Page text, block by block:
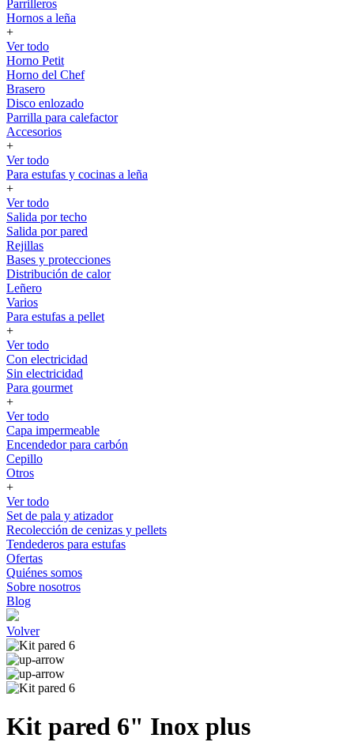
Parrilleros
Hornos a leña
+
Ver todo
Horno Petit
Horno del Chef
Brasero
Disco enlozado
Parrilla para calefactor
Accesorios
+
Ver todo
Para estufas y cocinas a leña
+
Ver todo
Salida por techo
Salida por pared
Rejillas
Bases y protecciones
Distribución de calor
Leñero
Varios
Para estufas a pellet
+
Ver todo
Con electricidad
Sin electricidad
Para gourmet
+
Ver todo
Capa impermeable
Encendedor para carbón
Cepillo
Otros
+
Ver todo
Set de pala y atizador
Recolección de cenizas y pellets
Tendederos para estufas
Ofertas
Quiénes somos
Sobre nosotros
Blog
Volver
Kit pared 6" Inox plus